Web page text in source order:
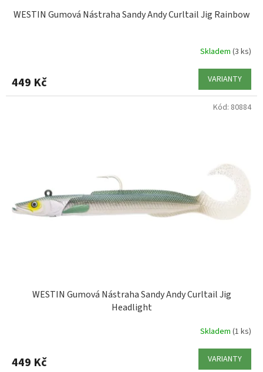
WESTIN Gumová Nástraha Sandy Andy Curltail Jig Rainbow
Skladem (3 ks)
449 Kč VARIANTY
WESTIN Gumová Nástraha Sandy Andy Curltail Jig
Headlight
Skladem (1 ks)
449 Kč VARIANTY
Kód: 80884